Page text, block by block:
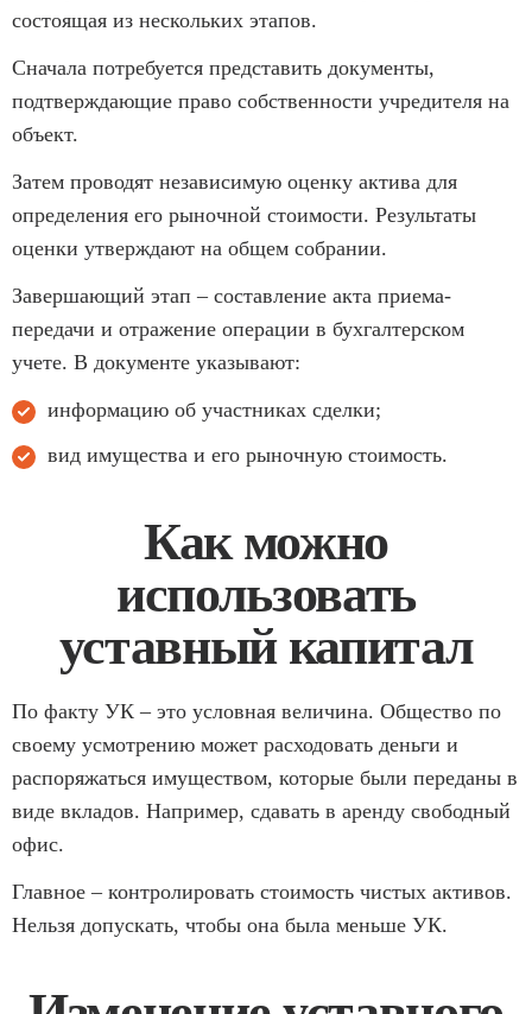
состоящая из нескольких этапов.
Сначала потребуется представить документы,
подтверждающие право собственности учредителя на
объект.
Затем проводят независимую оценку актива для
определения его рыночной стоимости. Результаты
оценки утверждают на общем собрании.
Завершающий этап – составление акта приема-
передачи и отражение операции в бухгалтерском
учете. В документе указывают:
информацию об участниках сделки;
вид имущества и его рыночную стоимость.
Как можно
использовать
уставный капитал
По факту УК – это условная величина. Общество по
своему усмотрению может расходовать деньги и
распоряжаться имуществом, которые были переданы в
виде вкладов. Например, сдавать в аренду свободный
офис.
Главное – контролировать стоимость чистых активов.
Нельзя допускать, чтобы она была меньше УК.